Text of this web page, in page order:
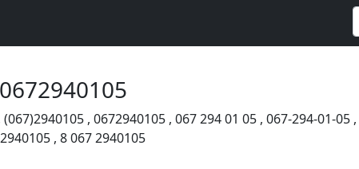
(067)2940105 , 0672940105 , 067 294 01 05 , 067-294-01-05 ,
, 8 067 2940105